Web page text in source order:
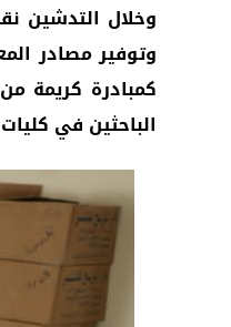
وخلال التدشين
وتوفير مصادر
كمبادرة كريمة
الباحثين في